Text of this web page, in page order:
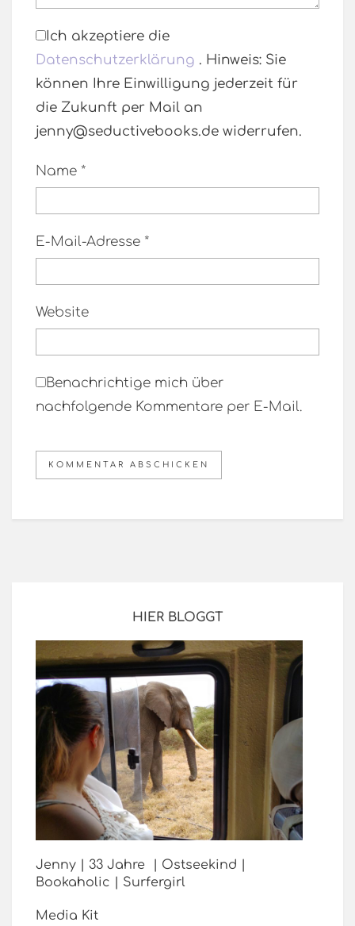
Ich akzeptiere die
Datenschutzerklärung . Hinweis: Sie
können Ihre Einwilligung jederzeit für
die Zukunft per Mail an
jenny@seductivebooks.de widerrufen.
Name *
E-Mail-Adresse *
Website
Benachrichtige mich über
nachfolgende Kommentare per E-Mail.
HIER BLOGGT
Jenny | 33 Jahre | Ostseekind |
Bookaholic | Surfergirl
Media Kit